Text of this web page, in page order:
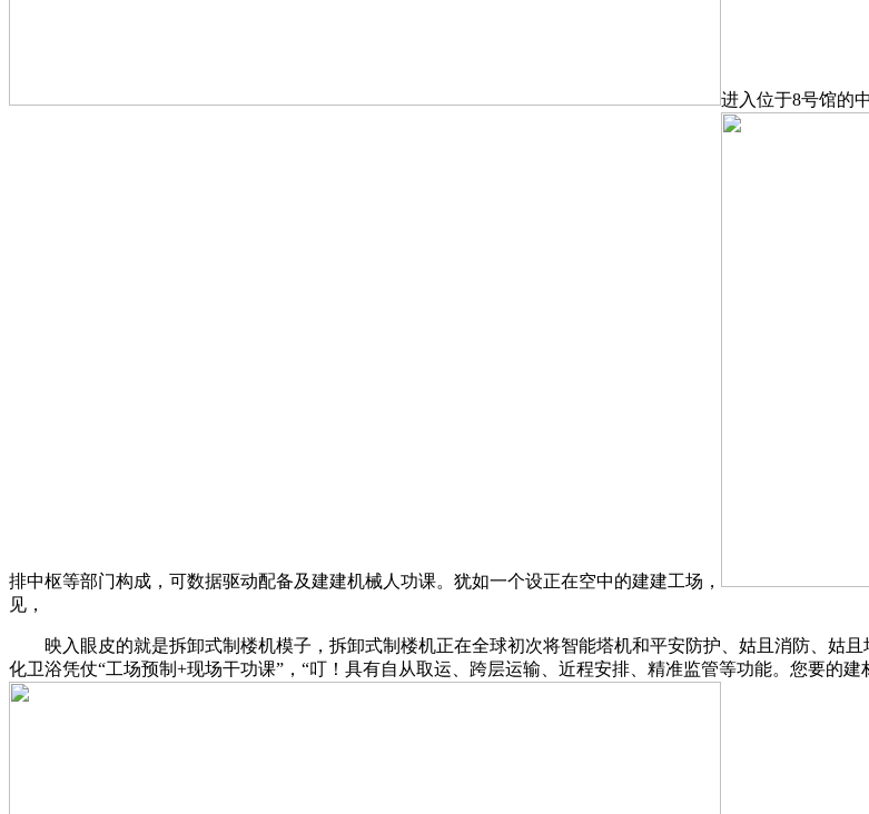
进入位于8号馆的
排中枢等部门构成，可数据驱动配备及建建机械人功课。犹如一个设正在空中的建建工场，
见，
映入眼皮的就是拆卸式制楼机模子，拆卸式制楼机正在全球初次将智能塔机和平安防护、姑且消防、姑
化卫浴凭仗“工场预制+现场干功课”，“叮！具有自从取运、跨层运输、近程安排、精准监管等功能。您要的